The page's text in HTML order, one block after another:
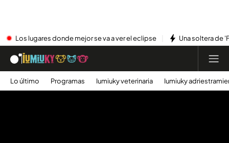
Los lugares donde mejor se va a ver el eclipse Una soltera de
Lo último Programas Iumiuky veterinaria Iumiuky